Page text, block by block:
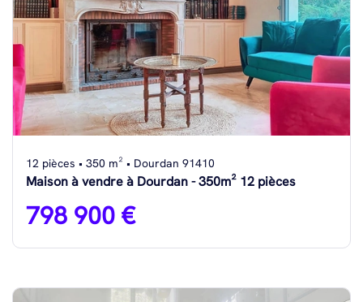
12 pièces • 350 m² • Dourdan 91410
Maison à vendre à Dourdan - 350m² 12 pièces
798 900 €